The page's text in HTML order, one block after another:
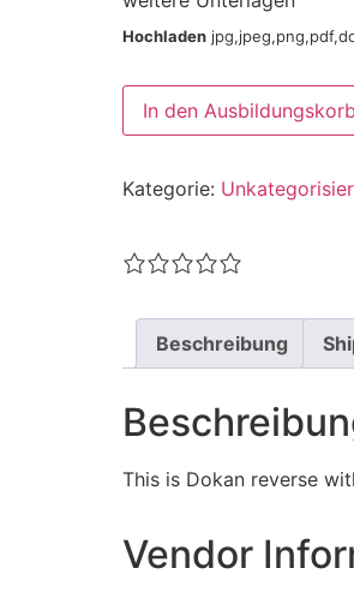
Hochladen
In den Ausbildungskorb
Kategorie:
Beschreibung
This is Dokan reverse
Vendor